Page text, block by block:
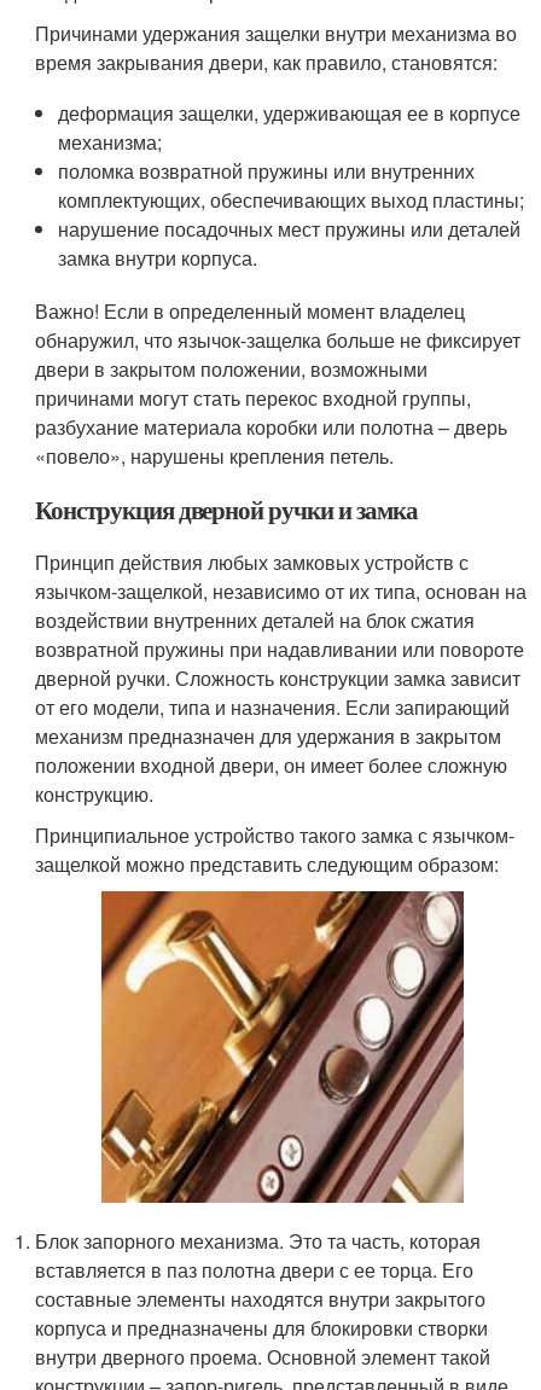
Причинами удержания защелки внутри механизма во
время закрывания двери, как правило, становятся:
деформация защелки, удерживающая ее в корпусе
механизма;
поломка возвратной пружины или внутренних
комплектующих, обеспечивающих выход пластины;
нарушение посадочных мест пружины или деталей
замка внутри корпуса.
Важно! Если в определенный момент владелец
обнаружил, что язычок-защелка больше не фиксирует
двери в закрытом положении, возможными
причинами могут стать перекос входной группы,
разбухание материала коробки или полотна – дверь
«повело», нарушены крепления петель.
Конструкция дверной ручки и замка
Принцип действия любых замковых устройств с
язычком-защелкой, независимо от их типа, основан на
воздействии внутренних деталей на блок сжатия
возвратной пружины при надавливании или повороте
дверной ручки. Сложность конструкции замка зависит
от его модели, типа и назначения. Если запирающий
механизм предназначен для удержания в закрытом
положении входной двери, он имеет более сложную
конструкцию.
Принципиальное устройство такого замка с язычком-
защелкой можно представить следующим образом:
Блок запорного механизма. Это та часть, которая
вставляется в паз полотна двери с ее торца. Его
составные элементы находятся внутри закрытого
корпуса и предназначены для блокировки створки
внутри дверного проема. Основной элемент такой